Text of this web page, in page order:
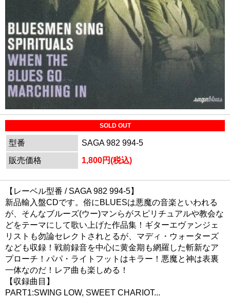
SOLD OUT
型番
SAGA 982 994-5
販売価格
1,800円(税込)
【レーベル型番 / SAGA 982 994-5】
新品輸入盤CDです。俗にBLUESは悪魔の音楽といわれる
が、そんなブルーズ(ウー)マンらがスピリチュアルや教会な
どをテーマにして歌い上げた作品集！ギターエヴァンジェ
リストも勿論セレクトされとるが、マディ・ウォーターズ
なども収録！戦前録音を中心に黄金期も網羅した斬新なア
プローチ！パパ・ライトフットはキラー！悪魔と神は表裏
一体なのだ！レア曲も楽しめる！
【収録曲目】
PART1:SWING LOW, SWEET CHARIOT...